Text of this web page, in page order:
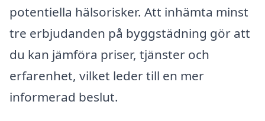
potentiella hälsorisker. Att inhämta minst
tre erbjudanden på byggstädning gör att
du kan jämföra priser, tjänster och
erfarenhet, vilket leder till en mer
informerad beslut.